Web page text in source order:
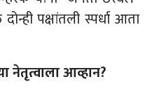
पक्षांतली स्पर्धा आता
नेतृत्वाला आव्हान?